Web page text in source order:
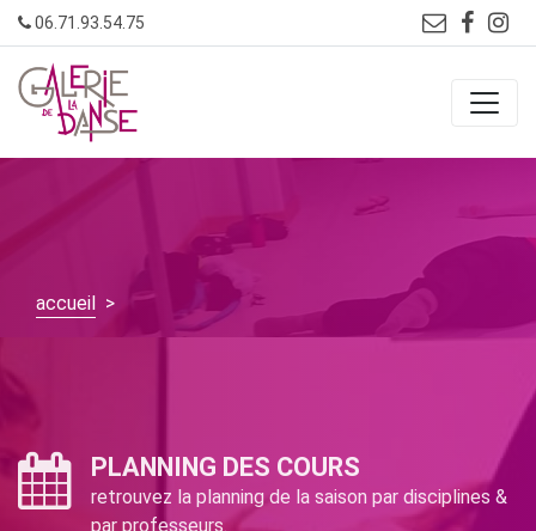
Skip
to
content
06.71.93.54.75
accueil >
PLANNING DES COURS
retrouvez la planning de la saison par disciplines &
par professeurs.